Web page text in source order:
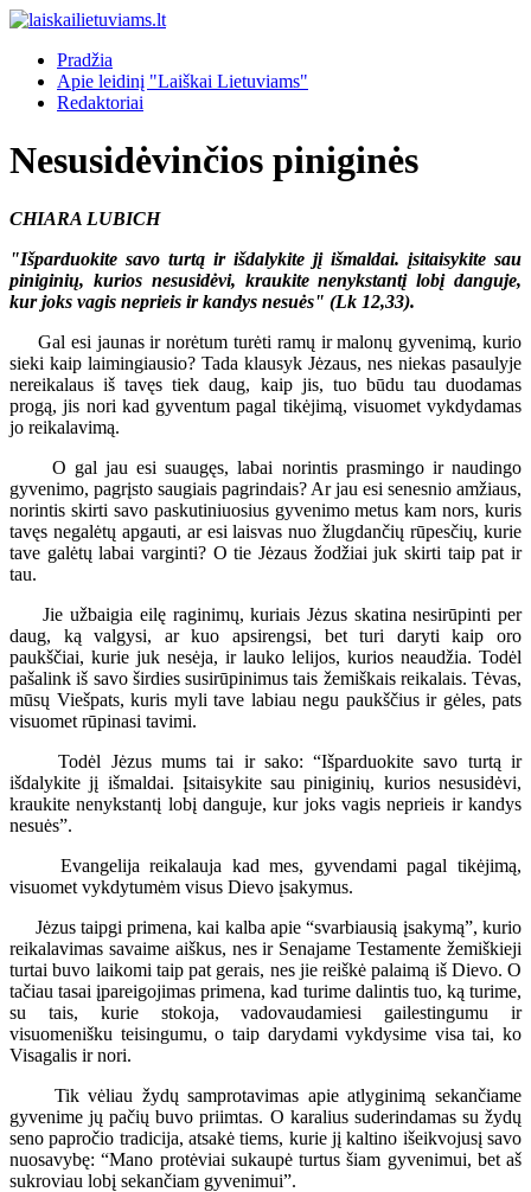
Pradžia
Apie leidinį "Laiškai Lietuviams"
Redaktoriai
Nesusidėvinčios piniginės
CHIARA LUBICH
"Išparduokite savo turtą ir išdalykite jį išmaldai. įsitaisykite sau
piniginių, kurios nesusidėvi, kraukite nenykstantį lobį danguje,
kur joks vagis neprieis ir kandys nesuės" (Lk 12,33).
Gal esi jaunas ir norėtum turėti ramų ir malonų gyvenimą, kurio
sieki kaip laimingiausio? Tada klausyk Jėzaus, nes niekas pasaulyje
nereikalaus iš tavęs tiek daug, kaip jis, tuo būdu tau duodamas
progą, jis nori kad gyventum pagal tikėjimą, visuomet vykdydamas
jo reikalavimą.
O gal jau esi suaugęs, labai norintis prasmingo ir naudingo
gyvenimo, pagrįsto saugiais pagrindais? Ar jau esi senesnio amžiaus,
norintis skirti savo paskutiniuosius gyvenimo metus kam nors, kuris
tavęs negalėtų apgauti, ar esi laisvas nuo žlugdančių rūpesčių, kurie
tave galėtų labai varginti? O tie Jėzaus žodžiai juk skirti taip pat ir
tau.
Jie užbaigia eilę raginimų, kuriais Jėzus skatina nesirūpinti per
daug, ką valgysi, ar kuo apsirengsi, bet turi daryti kaip oro
paukščiai, kurie juk nesėja, ir lauko lelijos, kurios neaudžia. Todėl
pašalink iš savo širdies susirūpinimus tais žemiškais reikalais. Tėvas,
mūsų Viešpats, kuris myli tave labiau negu paukščius ir gėles, pats
visuomet rūpinasi tavimi.
Todėl Jėzus mums tai ir sako: “Išparduokite savo turtą ir
išdalykite jį išmaldai. Įsitaisykite sau piniginių, kurios nesusidėvi,
kraukite nenykstantį lobį danguje, kur joks vagis neprieis ir kandys
nesuės”.
Evangelija reikalauja kad mes, gyvendami pagal tikėjimą,
visuomet vykdytumėm visus Dievo įsakymus.
Jėzus taipgi primena, kai kalba apie “svarbiausią įsakymą”, kurio
reikalavimas savaime aiškus, nes ir Senajame Testamente žemiškieji
turtai buvo laikomi taip pat gerais, nes jie reiškė palaimą iš Dievo. O
tačiau tasai įpareigojimas primena, kad turime dalintis tuo, ką turime,
su tais, kurie stokoja, vadovaudamiesi gailestingumu ir
visuomenišku teisingumu, o taip darydami vykdysime visa tai, ko
Visagalis ir nori.
Tik vėliau žydų samprotavimas apie atlyginimą sekančiame
gyvenime jų pačių buvo priimtas. O karalius suderindamas su žydų
seno papročio tradicija, atsakė tiems, kurie jį kaltino išeikvojusį savo
nuosavybę: “Mano protėviai sukaupė turtus šiam gyvenimui, bet aš
sukroviau lobį sekančiam gyvenimui”.